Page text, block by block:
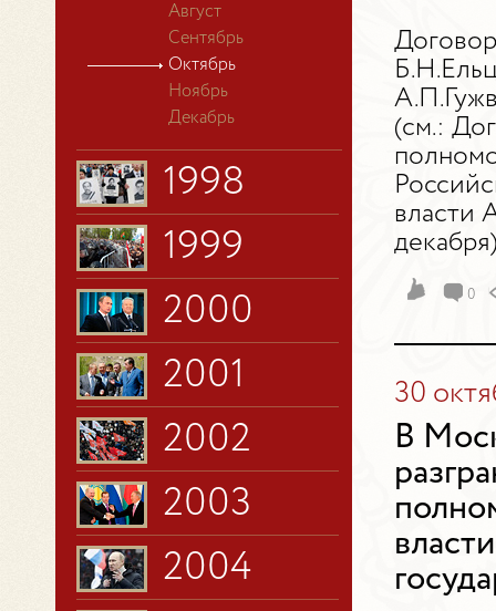
Август
Сентябрь
Октябрь
Ноябрь
Декабрь
1998
1999
2000
2001
2002
2003
2004
(см.:
власти
0
30
В